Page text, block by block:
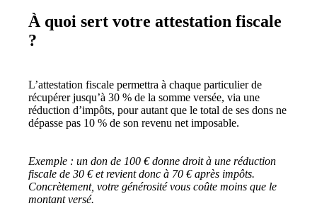
À quoi sert votre attestation fiscale
?
L’attestation fiscale permettra à chaque particulier de
récupérer jusqu’à 30 % de la somme versée, via une
réduction d’impôts, pour autant que le total de ses dons ne
dépasse pas 10 % de son revenu net imposable.
Exemple : un don de 100 € donne droit à une réduction
fiscale de 30 € et revient donc à 70 € après impôts.
Concrètement, votre générosité vous coûte moins que le
montant versé.